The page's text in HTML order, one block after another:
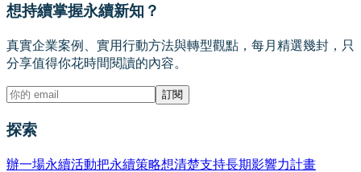
想持續掌握永續新知？
真實企業案例、實用行動方法與轉型觀點，每月精選幾封，只
分享值得你花時間閱讀的內容。
訂閱
探索
辦一場永續活動把永續策略想清楚支持長期影響力計畫